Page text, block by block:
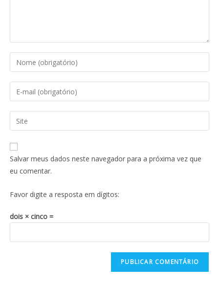
Salvar meus dados neste navegador para a próxima vez que
eu comentar.
Favor digite a resposta em dígitos:
dois × cinco =